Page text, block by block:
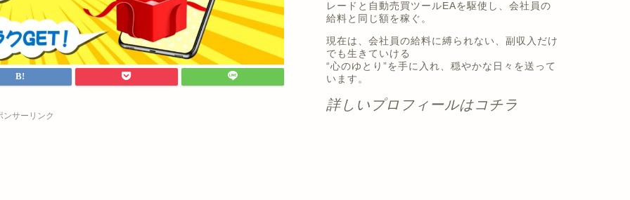
ンサーリンク
レードと自動売買ツールEAを駆使し、会社員の
給料と同じ額を稼ぐ。
現在は、会社員の給料に縛られない、副収入だけ
でも生きていける
“心のゆとり”を手に入れ、穏やかな日々を送って
います。
詳しいプロフィールはコチラ